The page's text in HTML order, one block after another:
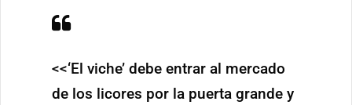
<<‘El viche’ debe entrar al mercado
de los licores por la puerta grande y